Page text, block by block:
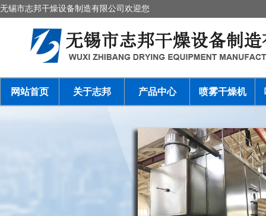
无锡市志邦干燥设备制造有限公司欢迎您
网站首页 关于志邦 产品中心 喷雾干燥机